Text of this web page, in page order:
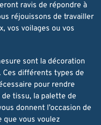
ravis de répondre à
réjouissons de travailler
vos voilages ou vos
sont la décoration
différents types de
pour rendre
tissu, la palette de
donnent l’occasion de
que vous voulez